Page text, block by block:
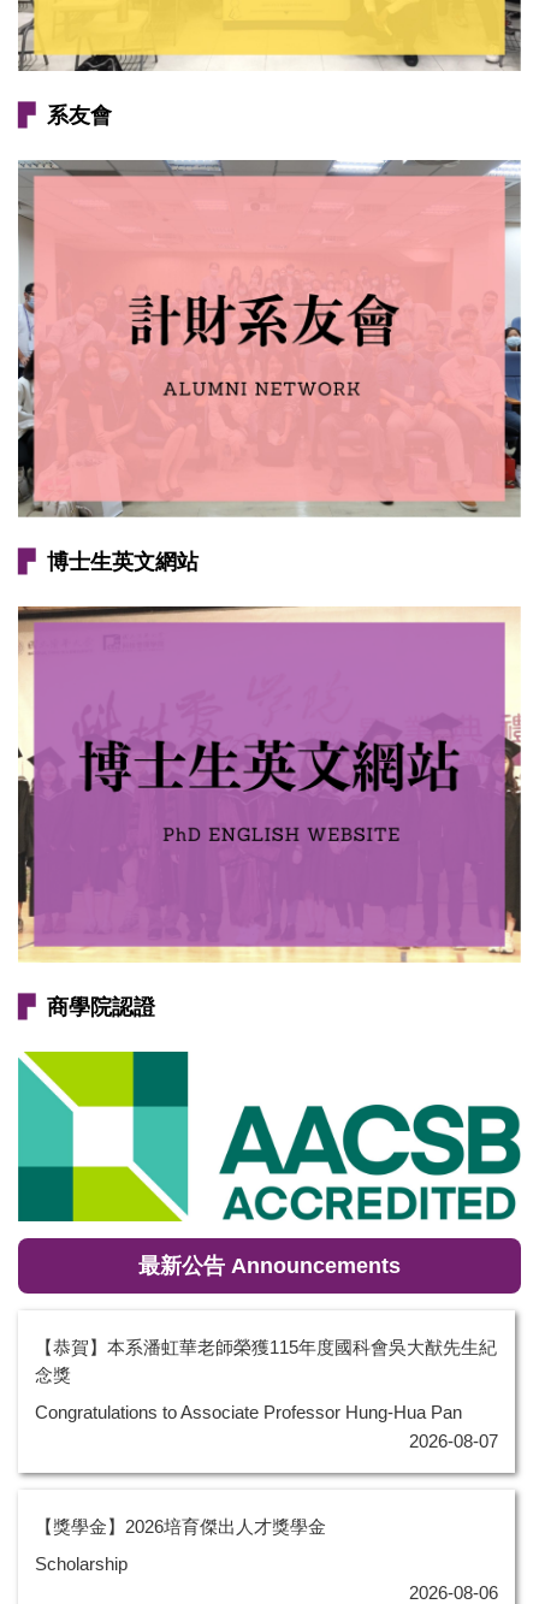
▛ 系友會
▛ 博士生英文網站
▛ 商學院認證
最新公告 Announcements
【恭賀】本系潘虹華老師榮獲115年度國科會吳大猷先生紀
念獎
Congratulations to Associate Professor Hung-Hua Pan
2026-08-07
【獎學金】2026培育傑出人才獎學金
Scholarship
2026-08-06